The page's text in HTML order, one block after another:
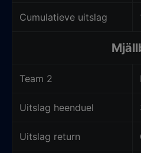
Cumulatieve uitslag
Team 2
Uitslag heenduel
Uitslag return